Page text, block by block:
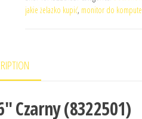
jakie żelazko kupić, monitor do
Czarny (8322501)